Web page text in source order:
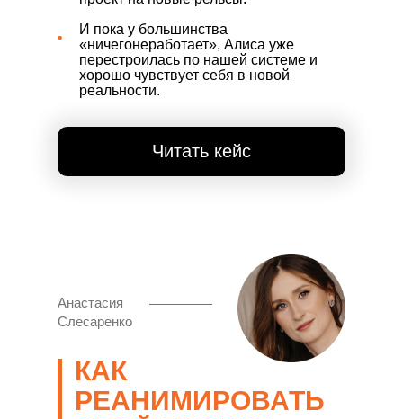
И пока у большинства
«ничегонеработает», Алиса уже
перестроилась по нашей системе и
хорошо чувствует себя в новой
реальности.
Читать кейс
КАК
РЕАНИМИРОВАТЬ
Анастасия
Слесаренко